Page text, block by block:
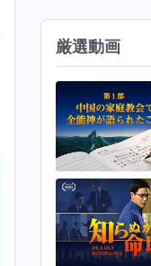
5:20
8:33
16:43
厳選動画